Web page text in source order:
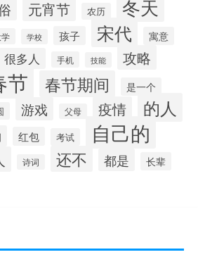
元宵节 农历 冬天
学校 孩子 宋代 寓意
很多人 手机 技能 攻略
节 春节期间 是一个
游戏 父母 疫情 的人
红包 考试 自己的
诗词 还不 都是 长辈